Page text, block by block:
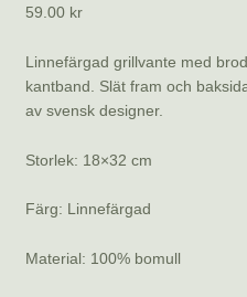
59.00 kr
Linnefärgad grillvante med
kantband. Slät fram och
av svensk designer.
Storlek: 18×32 cm
Färg: Linnefärgad
Material: 100% bomull